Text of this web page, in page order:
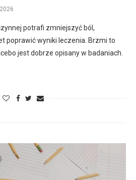
potrafi zmniejszyć ból,
poprawić wyniki leczenia. Brzmi to
jest dobrze opisany w badaniach.